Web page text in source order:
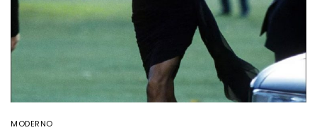
MODERNO